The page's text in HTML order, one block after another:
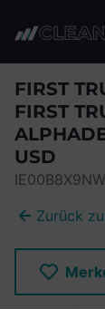
FIRST
FIRST
USD
Zurück